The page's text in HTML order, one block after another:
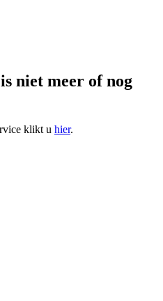
niet meer of nog
klikt u hier.